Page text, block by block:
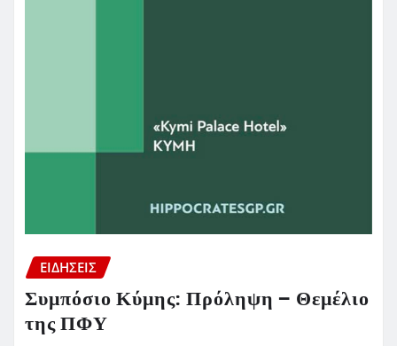
ΕΙΔΗΣΕΙΣ
Συμπόσιο Κύμης: Πρόληψη – Θεμέλιο
της ΠΦΥ